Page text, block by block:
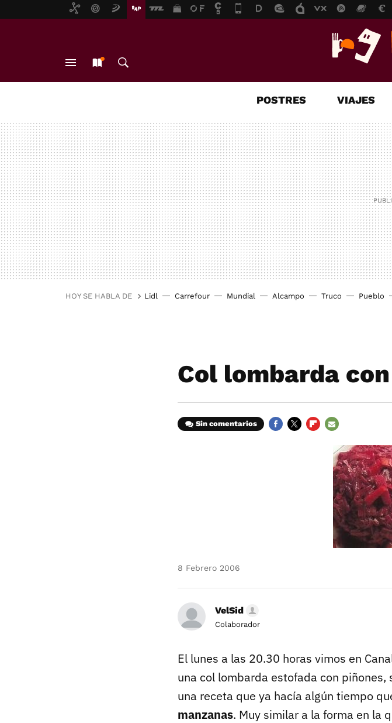
POSTRES VIAJES
HOY SE HABLA DE Lidl Carrefour Mundial Alcampo Truco Pueblo
Col lombarda
Sin comentarios
MAIL
8 Febrero 2006
VelSid
Colaborador
El lunes a las 20.30 horas vimos en
una col lombarda estofada con
una receta que ya hacía algún tiempo
manzanas. Muy similar a la forma en la